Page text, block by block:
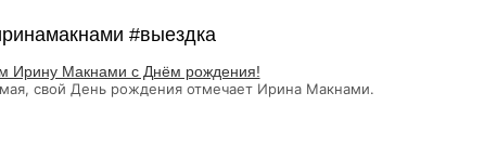
#выездка
Ирину Макнами с Днём рождения!
свой День рождения отмечает Ирина Макнами.